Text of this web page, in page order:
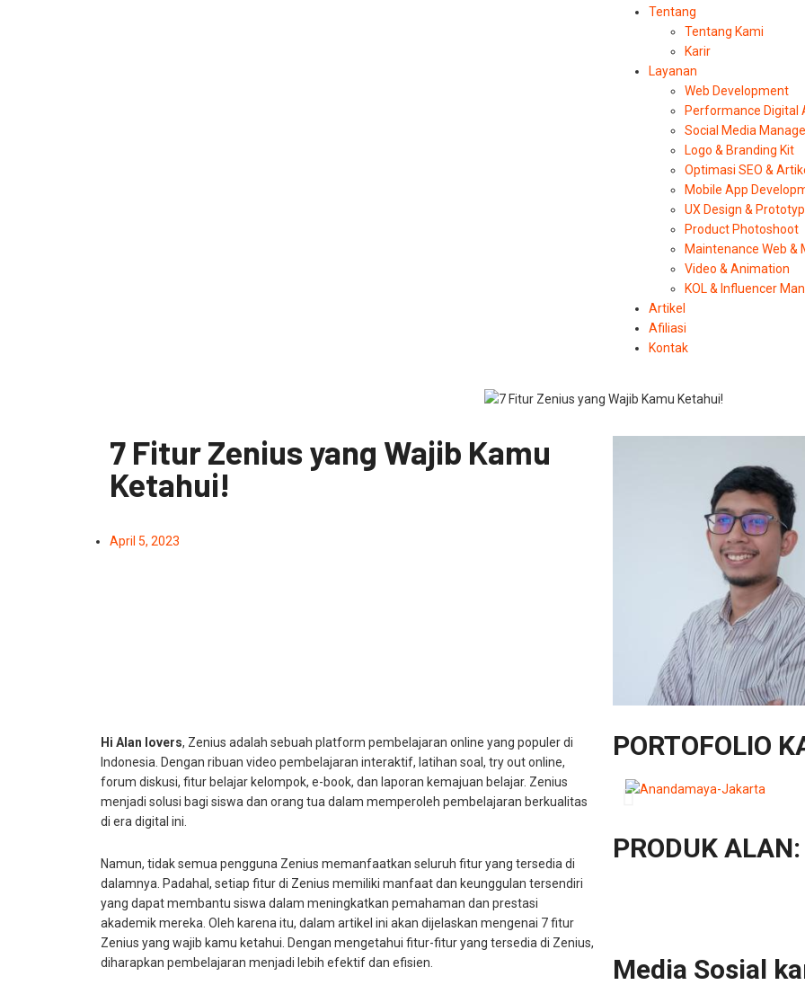
Tentang
Tentang Kami
Karir
Layanan
Web Development
Performance Digital
Social Media
Logo & Branding Kit
Optimasi SEO &
Mobile App
UX Design &
Product Photoshoot
Maintenance Web &
Video & Animation
KOL & Influencer
Artikel
Afiliasi
Kontak
7 Fitur Zenius yang Wajib Kamu
Ketahui!
April 5, 2023
Hi Alan lovers, Zenius adalah sebuah platform pembelajaran online yang populer di
Indonesia. Dengan ribuan video pembelajaran interaktif, latihan soal, try out online,
forum diskusi, fitur belajar kelompok, e-book, dan laporan kemajuan belajar. Zenius
menjadi solusi bagi siswa dan orang tua dalam memperoleh pembelajaran berkualitas
di era digital ini.
Namun, tidak semua pengguna Zenius memanfaatkan seluruh fitur yang tersedia di
dalamnya. Padahal, setiap fitur di Zenius memiliki manfaat dan keunggulan tersendiri
yang dapat membantu siswa dalam meningkatkan pemahaman dan prestasi
akademik mereka. Oleh karena itu, dalam artikel ini akan dijelaskan mengenai 7 fitur
Zenius yang wajib kamu ketahui. Dengan mengetahui fitur-fitur yang tersedia di Zenius,
diharapkan pembelajaran menjadi lebih efektif dan efisien.
PORTOFOLIO
PRODUK ALAN:
Media Sosial